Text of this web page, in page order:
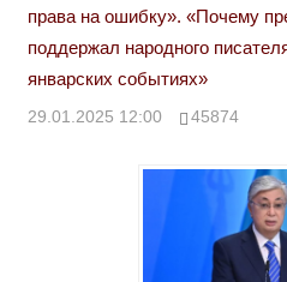
права на ошибку». «Почему
поддержал народного
январских событиях»
29.01.2025 12:00 45874